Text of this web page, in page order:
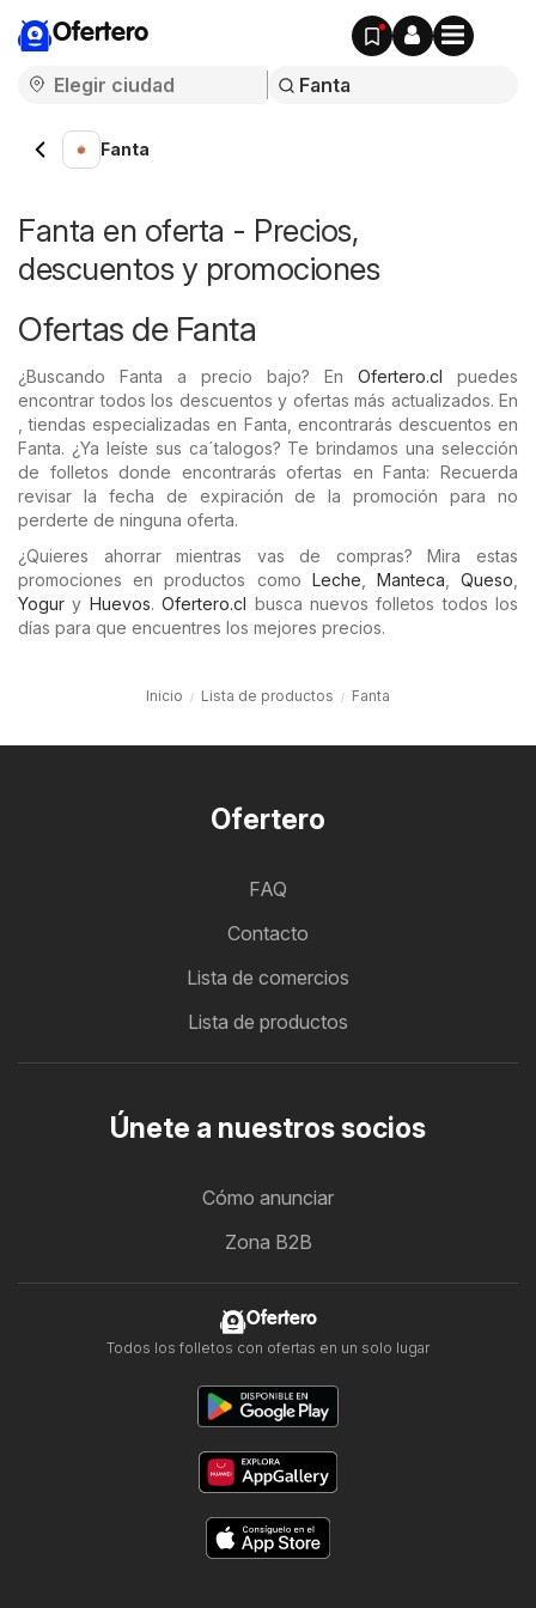
Ofertero
Fanta
Fanta en oferta - Precios,
descuentos y promociones
Ofertas de Fanta
¿Buscando Fanta a precio bajo? En Ofertero.cl puedes
encontrar todos los descuentos y ofertas más actualizados. En
, tiendas especializadas en Fanta, encontrarás descuentos en
Fanta. ¿Ya leíste sus ca´talogos? Te brindamos una selección
de folletos donde encontrarás ofertas en Fanta: Recuerda
revisar la fecha de expiración de la promoción para no
perderte de ninguna oferta.
¿Quieres ahorrar mientras vas de compras? Mira estas
promociones en productos como Leche Manteca ,Queso
Yogur y Huevos.Ofertero.cl busca nuevos folletos todos los
días para que encuentres los mejores precios.
Inicio Lista de productos Fanta
Ofertero
FAQ
Contacto
Lista de comercios
Lista de productos
Únete a nuestros socios
Cómo anunciar
Zona B2B
Ofertero
Todos los folletos con ofertas en un solo lugar